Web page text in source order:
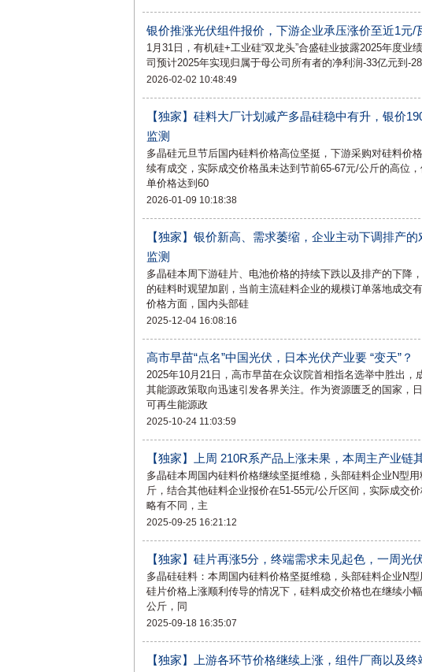
银价推涨光伏组件报价，下游企业承压涨价至近1元/
1月31日，有机硅+工业硅“双龙头”合盛硅业披露2025年度业
司预计2025年实现归属于母公司所有者的净利润-33亿元到-
2026-02-02 10:48:49
【独家】硅料大厂计划减产多晶硅稳中有升，银价
监测
多晶硅元旦节后国内硅料价格高位坚挺，下游采购对硅料价
续有成交，实际成交价格虽未达到节前65-67元/公斤的高位
单价格达到60
2026-01-09 10:18:38
【独家】银价新高、需求萎缩，企业主动下调排产
监测
多晶硅本周下游硅片、电池价格的持续下跌以及排产的下降
的硅料时观望加剧，当前主流硅料企业的规模订单落地成交
价格方面，国内头部硅
2025-12-04 16:08:16
高市早苗“点名”中国光伏，日本光伏产业要 “变天”？
2025年10月21日，高市早苗在众议院首相指名选举中胜出，
其能源政策取向迅速引发各界关注。作为资源匮乏的国家，
可再生能源政
2025-10-24 11:03:59
【独家】上周 210R系产品上涨未果，本周主产业
多晶硅本周国内硅料价格继续坚挺维稳，头部硅料企业N型
斤，结合其他硅料企业报价在51-55元/公斤区间，实际成交
略有不同，主
2025-09-25 16:21:12
【独家】硅片再涨5分，终端需求未见起色，一周光
多晶硅硅料：本周国内硅料价格坚挺维稳，头部硅料企业N
硅片价格上涨顺利传导的情况下，硅料成交价格也在继续小
公斤，同
2025-09-18 16:35:07
【独家】上游各环节价格继续上涨，组件厂商以及